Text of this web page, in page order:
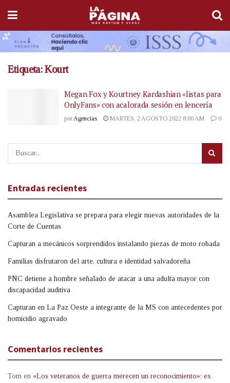
Etiqueta:Kourt
Megan Fox y Kourtney Kardashian «listas para
OnlyFans» con acalorada sesión en lencería
por Agencias MARTES, 2 AGOSTO 2022 8:00 AM 0
Entradas recientes
Asamblea Legislativa se prepara para elegir nuevas autoridades de la
Corte de Cuentas
Capturan a mecánicos sorprendidos instalando piezas de moto robada
Familias disfrutaron del arte, cultura e identidad salvadoreña
PNC detiene a hombre señalado de atacar a una adulta mayor con
discapacidad auditiva
Capturan en La Paz Oeste a integrante de la MS con antecedentes por
homicidio agravado
Comentarios recientes
Tom en «Los veteranos de guerra merecen un reconocimiento»: ex